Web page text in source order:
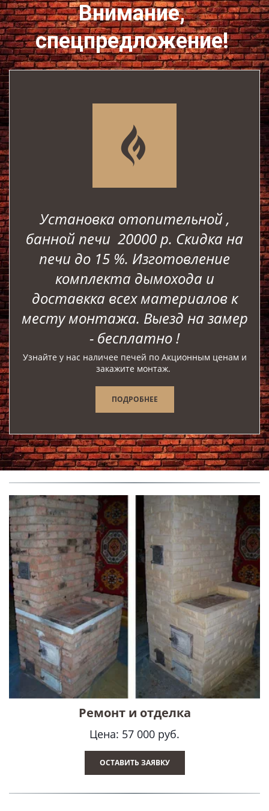
Внимание,
спецпредложение!
Установка отопительной ,
банной печи 20000 р. Скидка на
печи до 15 %. Изготовление
комплекта дымохода и
доставкка всех материалов к
месту монтажа. Выезд на замер
- бесплатно !
Узнайте у нас наличее печей по Акционным ценам и
закажите монтаж.
ПОДРОБНЕЕ
Ремонт и отделка
Цена: 57 000 руб.
ОСТАВИТЬ ЗАЯВКУ